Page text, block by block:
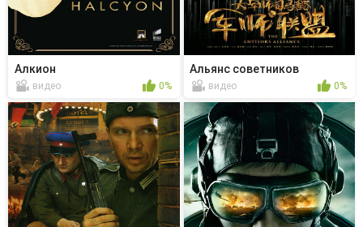
Алкион
видео 0%
Альянс советников
видео 0%